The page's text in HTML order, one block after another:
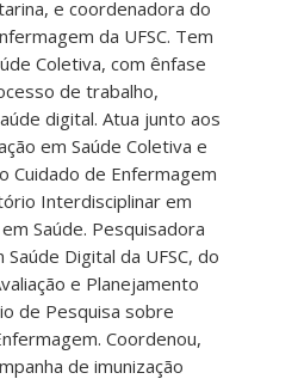
e coordenadora do
da UFSC. Tem
Coletiva, com ênfase
de trabalho,
digital. Atua junto aos
em Saúde Coletiva e
Cuidado de Enfermagem
Interdisciplinar em
Saúde. Pesquisadora
Digital da UFSC, do
e Planejamento
de Pesquisa sobre
Coordenou,
de imunização